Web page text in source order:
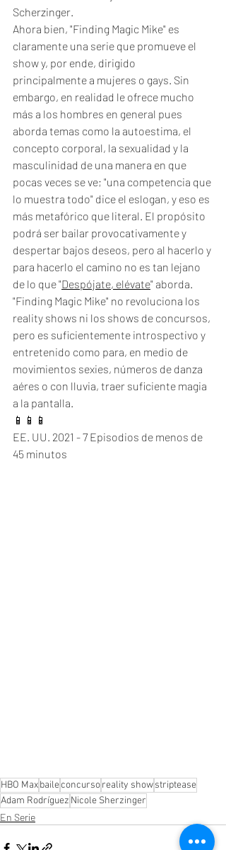
Scherzinger.
Ahora bien, "Finding Magic Mike" es
claramente una serie que promueve el
show y, por ende, dirigido
principalmente a mujeres o gays. Sin
embargo, en realidad le ofrece mucho
más a los hombres en general pues
aborda temas como la autoestima, el
concepto corporal, la sexualidad y la
masculinidad de una manera en que
pocas veces se ve; "una competencia que
lo muestra todo" dice el eslogan, y eso es
más metafórico que literal. El propósito
podrá ser bailar provocativamente y
despertar bajos deseos, pero al hacerlo y
para hacerlo el camino no es tan lejano
de lo que "Despójate, elévate" aborda.
"Finding Magic Mike" no revoluciona los
reality shows ni los shows de concursos,
pero es suficientemente introspectivo y
entretenido como para, en medio de
movimientos sexies, números de danza
aéres o con lluvia, traer suficiente magia
a la pantalla.
📱📱📱
EE. UU. 2021 - 7 Episodios de menos de
45 minutos
HBO Maxbaileconcursoreality showstriptease
Adam Rodríguez Nicole Sherzinger
En Serie